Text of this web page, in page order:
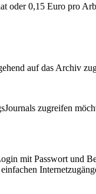
oder 0,15 Euro pro
auf das Archiv
zugreifen
mit Passwort und